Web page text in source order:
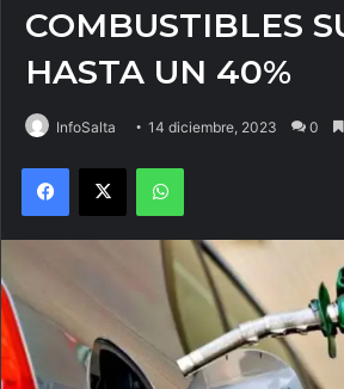
COMBUSTIBLES
HASTA UN 40%
InfoSalta 14 diciembre, 2023 0
Facebook
X WhatsApp